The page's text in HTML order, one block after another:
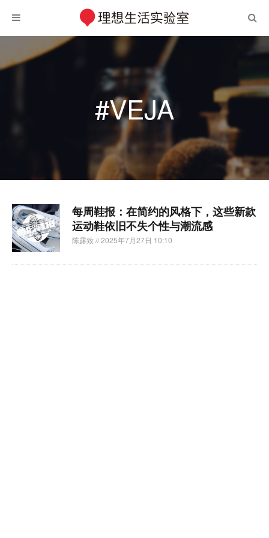
#VEJA
每周鞋报：在简约的风格下，这些新款
运动鞋依旧不失个性与潮流感
陈露致// 2025年7月27日 10:10